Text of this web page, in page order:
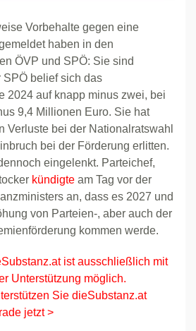
Vorbehalte gegen eine
haben in den
ÖVP und SPÖ: Sie sind
belief sich das
2024 auf knapp minus zwei, bei
9,4 Millionen Euro. Sie hat
Verluste bei der Nationalratswahl
bei der Förderung erlitten.
eingelenkt. Parteichef,
kündigte am Tag vor der
an, dass es 2027 und
von Parteien-, aber auch der
kommen werde.
ist ausschließlich mit
Unterstützung möglich.
Sie dieSubstanz.at
jetzt >